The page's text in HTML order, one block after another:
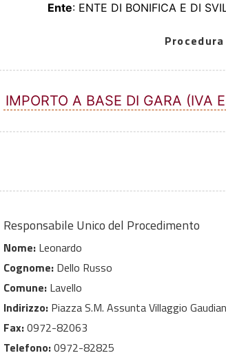
Ente: ENTE DI BONIFICA E DI
IMPORTO A BASE DI GARA (IVA
Responsabile Unico del Procedimento
Nome: Leonardo
Cognome: Dello Russo
Comune: Lavello
Indirizzo: Piazza S.M. Assunta Villaggio
Fax:0972-82063
Telefono:0972-82825